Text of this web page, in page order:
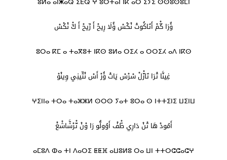
ؤُرَا كّْمْ أَتَاݣُوتْ نْكْسْ ؤُلَا رِيحْ أَ رِّيحْ أَ كّْ نْكْسْ
ⵓⵔⴰ ⴽⵎ ⴰ ⵜⴰⴳⵓⵜ ⵏⴽⵙ ⵓⵍⴰ ⵔⵉⵃ ⴰ ⵔⵔⵉⵃ ⴰⴷ ⵏⴽⵙ
غِينَّا تْرَا تَازّْلْ سْرْسْ يَاتْ ؤُرْ أَسْ نْتِّينِي وِينْوْ
ⵖⵉⵏⵏⴰ ⵜⵔⴰ ⵜⴰⵣⵣⵍ ⵙⵔⵙ ⵢⴰⵜ ⵓⵔⴰ ⵙ ⵏⵜⵜⵉⵏⵉ ⵡⵉⵏⵡ
أَمُودْ هَا تْنْ دَارِي طّْفْ أَوُولُّو رَا وْنْ تّْرْشَّاشْغْ
ⴰⵎⵓⴷ ⵀⴰ ⵜⵏ ⴷⴰⵔⵉ ⵟⵟⴼ ⴰⵡⵓⵍⵓ ⵔⴰ ⵡⵏ ⵜⵜⵔⵛⵛⴰⵛⵖ